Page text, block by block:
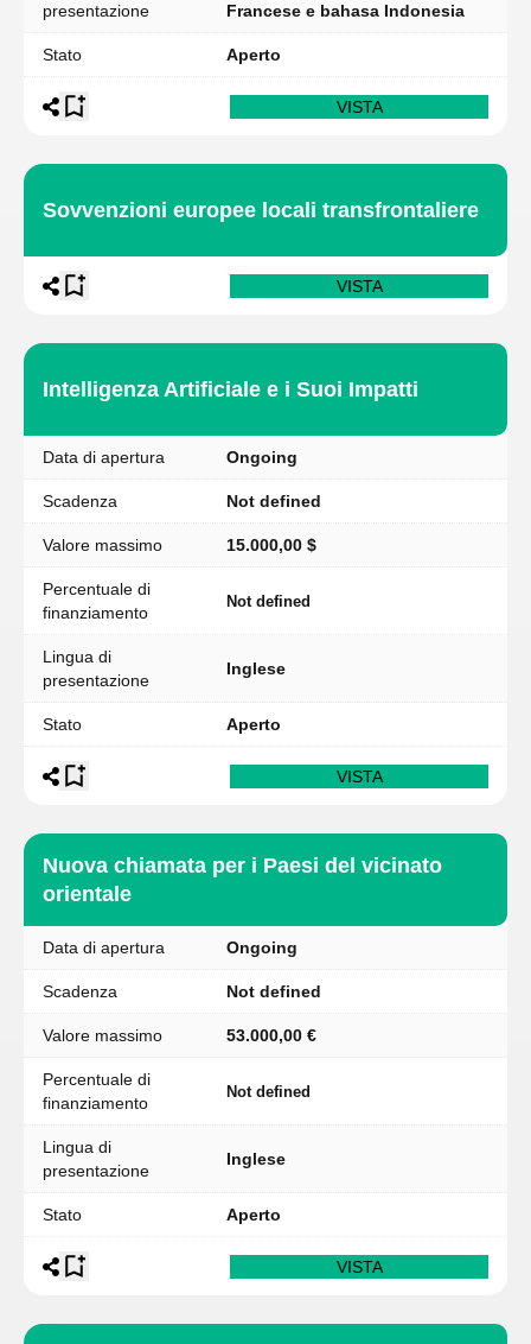
presentazione
Francese e bahasa Indonesia
Stato Aperto
VISTA
Sovvenzioni europee locali transfrontaliere
VISTA
Intelligenza Artificiale e i Suoi Impatti
Data di apertura Ongoing
Scadenza Not defined
Valore massimo 15.000,00 $
Percentuale di
finanziamento
Not defined
Lingua di
presentazione
Inglese
Stato Aperto
VISTA
Nuova chiamata per i Paesi del vicinato
orientale
Data di apertura Ongoing
Scadenza Not defined
Valore massimo 53.000,00 €
Percentuale di
finanziamento
Not defined
Lingua di
presentazione
Inglese
Stato Aperto
VISTA